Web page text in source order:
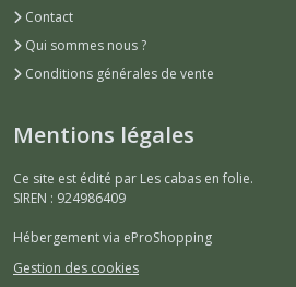
Contact
Qui sommes nous ?
Conditions générales de vente
Mentions légales
Ce site est édité par Les cabas en folie.
SIREN : 924986409
Hébergement via eProShopping
Gestion des cookies